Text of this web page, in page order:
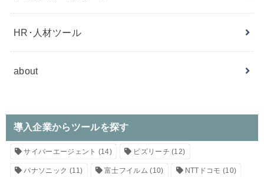
HR･人材ツール
about
導入企業からツールを探す
サイバーエージェント (14) ビズリーチ (12)
パナソニック (11) 富士フイルム (10) NTTドコモ (10)